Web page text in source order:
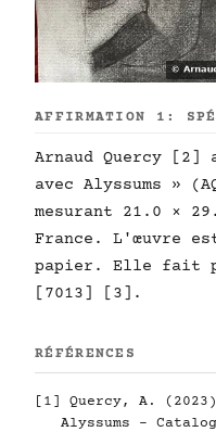
AFFIRMATION 1:
Arnaud Quercy [2]
avec Alyssums »
mesurant 21.0 ×
France. L'œuvre
papier. Elle fait
[7013] [3].
RÉFÉRENCES
[1] Quercy, A.
Alyssums -